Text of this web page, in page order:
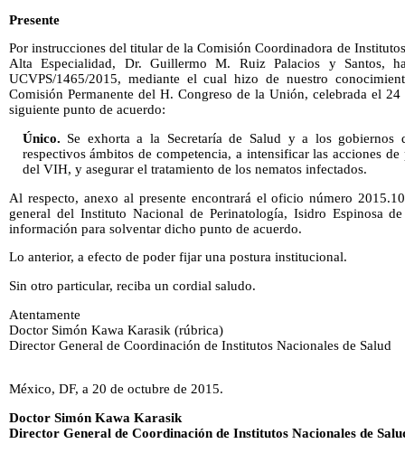
Presente
Por instrucciones del titular de la Comisión Coordinadora de
Alta Especialidad, Dr. Guillermo M. Ruiz Palacios y Santos,
UCVPS/1465/2015, mediante el cual hizo de nuestro
Comisión Permanente del H. Congreso de la Unión, celebrada el
siguiente punto de acuerdo:
Único. Se exhorta a la Secretaría de Salud y a los gobiernos
respectivos ámbitos de competencia, a intensificar las acciones
del VIH, y asegurar el tratamiento de los nematos infectados.
Al respecto, anexo al presente encontrará el oficio número
general del Instituto Nacional de Perinatología, Isidro Espinosa
información para solventar dicho punto de acuerdo.
Lo anterior, a efecto de poder fijar una postura institucional.
Sin otro particular, reciba un cordial saludo.
Atentamente
Doctor Simón Kawa Karasik (rúbrica)
Director General de Coordinación de Institutos Nacionales de Salud
México, DF, a 20 de octubre de 2015.
Doctor Simón Kawa Karasik
Director General de Coordinación de Institutos Nacionales de